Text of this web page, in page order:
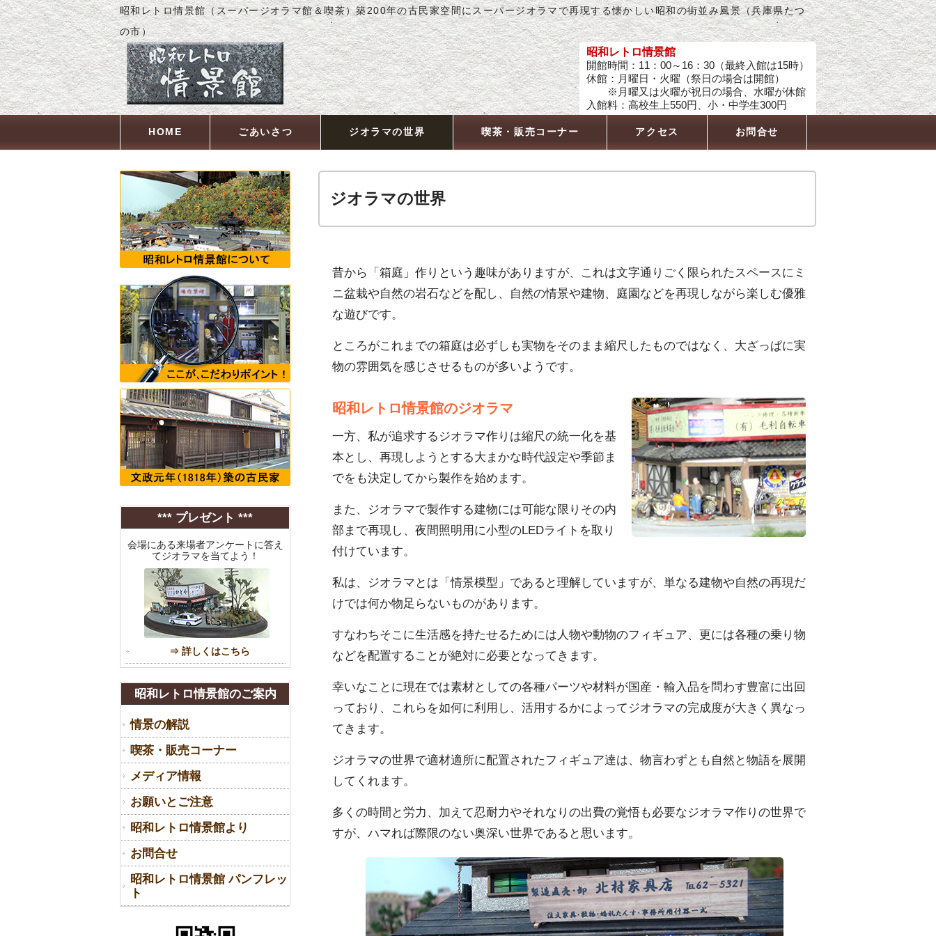
昭和レトロ情景館（スーパージオラマ館＆喫茶）築200年の古民家空間にスーパージオラマで再現する懐かしい昭和の街並み風景（兵庫県たつ
の市）
昭和レトロ情景館
開館時間：11：00～16：30（最終入館は15時）
休館：月曜日・火曜（祭日の場合は開館）
※月曜又は火曜が祝日の場合、水曜が休館
入館料：高校生上550円、小・中学生300円
HOME ごあいさつ ジオラマの世界 喫茶・販売コーナー アクセス お問合せ
ジオラマの世界
昔から「箱庭」作りという趣味がありますが、これは文字通りごく限られたスペースにミ
ニ盆栽や自然の岩石などを配し、自然の情景や建物、庭園などを再現しながら楽しむ優雅
な遊びです。
ところがこれまでの箱庭は必ずしも実物をそのまま縮尺したものではなく、大ざっぱに実
物の雰囲気を感じさせるものが多いようです。
昭和レトロ情景館のジオラマ
一方、私が追求するジオラマ作りは縮尺の統一化を基
本とし、再現しようとする大まかな時代設定や季節ま
でをも決定してから製作を始めます。
また、ジオラマで製作する建物には可能な限りその内
部まで再現し、夜間照明用に小型のLEDライトを取り
付けています。
私は、ジオラマとは「情景模型」であると理解していますが、単なる建物や自然の再現だ
けでは何か物足らないものがあります。
すなわちそこに生活感を持たせるためには人物や動物のフィギュア、更には各種の乗り物
などを配置することが絶対に必要となってきます。
幸いなことに現在では素材としての各種パーツや材料が国産・輸入品を問わす豊富に出回
っており、これらを如何に利用し、活用するかによってジオラマの完成度が大きく異なっ
てきます。
ジオラマの世界で適材適所に配置されたフィギュア達は、物言わずとも自然と物語を展開
してくれます。
多くの時間と労力、加えて忍耐力やそれなりの出費の覚悟も必要なジオラマ作りの世界で
すが、ハマれば際限のない奥深い世界であると思います。
*** プレゼント ***
会場にある来場者アンケートに答え
てジオラマを当てよう！
⇒ 詳しくはこちら
昭和レトロ情景館のご案内
情景の解説
喫茶・販売コーナー
メディア情報
お願いとご注意
昭和レトロ情景館より
お問合せ
昭和レトロ情景館 パンフレッ
ト